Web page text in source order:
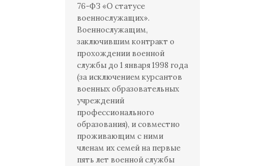
76-ФЗ «О статусе
военнослужащих».
Военнослужащим,
заключившим контракт о
прохождении военной
службы до 1 января 1998 года
(за исключением курсантов
военных образовательных
учреждений
профессионального
образования), и совместно
проживающим с ними
членам их семей на первые
пять лет военной службы